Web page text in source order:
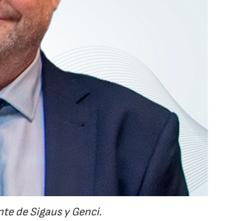
de Sigaus y Genci.